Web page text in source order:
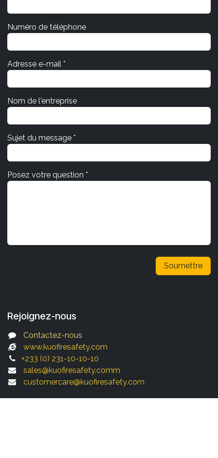
Numéro de téléphone
Adresse e-mail *
Nom de l'entreprise
Sujet du message *
Posez votre question *
Soumettre
Rejoignez-nous
Contactez-nous
www.kuofiresafety.com
+233 (0) 231-10-10-10
sales@kuofiresafety.comm
customercare@kuofiresafety.com